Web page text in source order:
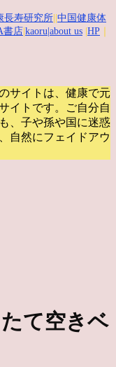
長寿研究所 中国健康体
書店 kaoru |about us HP
サイトは、健康で元
イトです。
ご自分自
、子や孫や国に迷惑
自然にフェイドアウ
て空きベ